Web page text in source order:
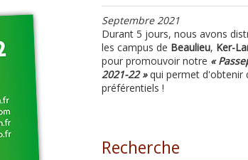
Septembre 2021
Durant 5 jours, nous avons
les campus de Beaulieu, Ker-
pour promouvoir notre «
2021-22 »qui permet d'obtenir
préférentiels !
Recherche